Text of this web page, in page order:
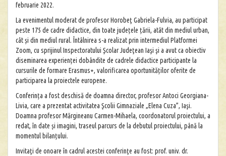
februarie 2022.
La evenimentul moderat de profesor Horobeţ Gabriela-Fulvia, au participat
peste 175 de cadre didactice, din toate județele țării, atât din mediul urban,
cât și din mediul rural. Întâlnirea s-a realizat prin intermediul Platformei
Zoom, cu sprijinul Inspectoratului Şcolar Judeţean Iaşi şi a avut ca obiectiv
diseminarea experienței dobândite de cadrele didactice participante la
cursurile de formare Erasmus+, valorificarea oportunităților oferite de
participarea la proiectele europene.
Conferința a fost deschisă de doamna director, profesor Antoci Georgiana-
Livia, care a prezentat activitatea Şcolii Gimnaziale „Elena Cuza”, Iaşi.
Doamna profesor Mărgineanu Carmen-Mihaela, coordonatorul proiectului, a
redat, în date și imagini, traseul parcurs de la debutul proiectului, până la
momentul bilanțului.
Invitaţi de onoare în cadrul acestei conferinţe au fost: prof. univ. dr.